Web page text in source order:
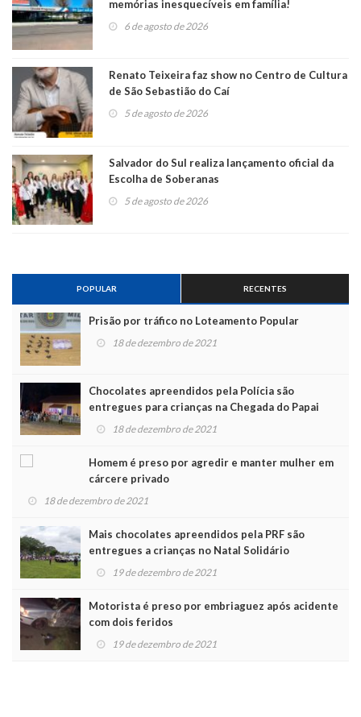
memórias inesquecíveis em família!
6 de agosto de 2026
Renato Teixeira faz show no Centro de Cultura
de São Sebastião do Caí
5 de agosto de 2026
Salvador do Sul realiza lançamento oficial da
Escolha de Soberanas
5 de agosto de 2026
POPULAR RECENTES
Prisão por tráfico no Loteamento Popular
18 de dezembro de 2021
Chocolates apreendidos pela Polícia são
entregues para crianças na Chegada do Papai
Noel
18 de dezembro de 2021
Homem é preso por agredir e manter mulher em
cárcere privado
18 de dezembro de 2021
Mais chocolates apreendidos pela PRF são
entregues a crianças no Natal Solidário
19 de dezembro de 2021
Motorista é preso por embriaguez após acidente
com dois feridos
19 de dezembro de 2021